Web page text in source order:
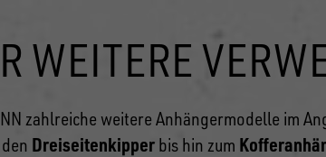
WEITERE
zahlreiche weitere Anhängermodelle im
Dreiseitenkipper bis hin zum